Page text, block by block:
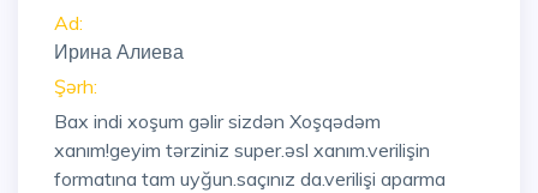
Ad:
Ирина Алиева
Şərh:
Bax indi xoşum gəlir sizdən Xoşqədəm
xanım!geyim tərziniz super.əsl xanım.verilişin
formatına tam uyğun.saçınız da.verilişi aparma